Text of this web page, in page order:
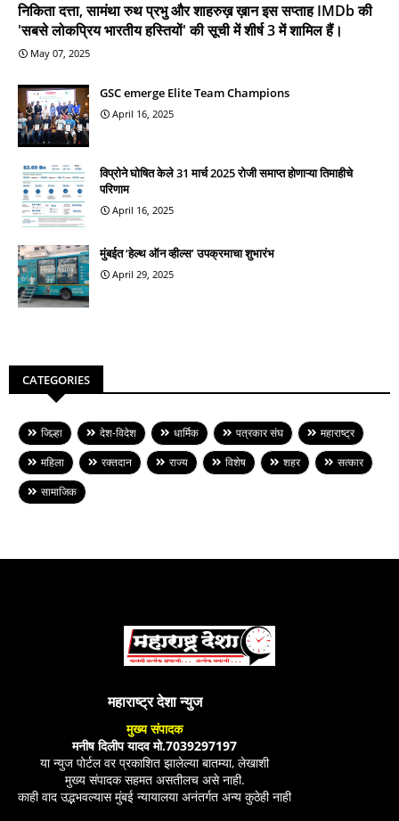
निकिता दत्ता, सामंथा रुथ प्रभु और शाहरुख़ ख़ान इस सप्ताह IMDb की
'सबसे लोकप्रिय भारतीय हस्तियों' की सूची में शीर्ष 3 में शामिल हैं।
May 07, 2025
GSC emerge Elite Team Champions
April 16, 2025
विप्रोने घोषित केले 31 मार्च 2025 रोजी समाप्त होणाऱ्या तिमाहीचे
परिणाम
April 16, 2025
मुंबईत ‘हेल्थ ऑन व्हील्स’ उपक्रमाचा शुभारंभ
April 29, 2025
CATEGORIES
जिल्हा देश-विदेश धार्मिक पत्रकार संघ
महाराष्ट्र
महिला
रक्तदान राज्य विशेष शहर
सत्कार
सामाजिक
महाराष्ट्र देशा न्युज
मुख्य संपादक
मनीष दिलीप यादव मो.7039297197
या न्युज पोर्टल वर प्रकाशित झालेल्या बातम्या, लेखाशी
मुख्य संपादक सहमत असतीलच असे नाही.
काही वाद उद्भभवल्यास मुंबई न्यायालया अनंतर्गत अन्य कुठेही नाही